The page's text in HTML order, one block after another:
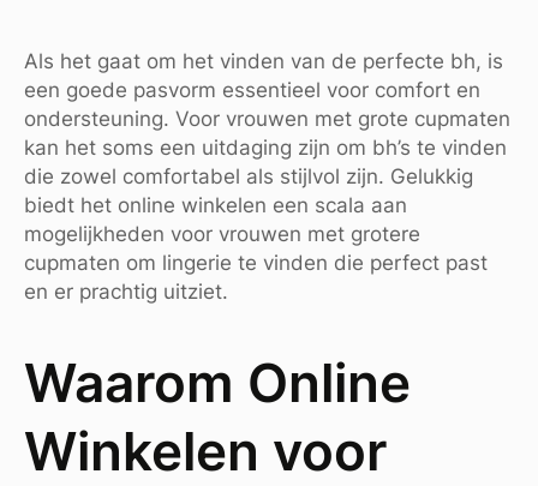
Als het gaat om het vinden van de perfecte bh, is
een goede pasvorm essentieel voor comfort en
ondersteuning. Voor vrouwen met grote cupmaten
kan het soms een uitdaging zijn om bh’s te vinden
die zowel comfortabel als stijlvol zijn. Gelukkig
biedt het online winkelen een scala aan
mogelijkheden voor vrouwen met grotere
cupmaten om lingerie te vinden die perfect past
en er prachtig uitziet.
Waarom Online
Winkelen voor